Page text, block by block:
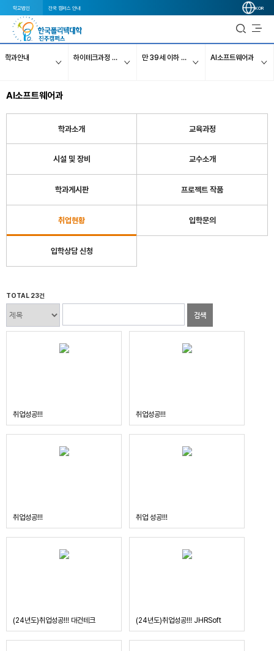
학교법인 전국 캠퍼스 안내 KOR
학과안내 하이테크과정 (과정평가형) 만 39세 이하 (전액국비_주간1년) AI소프트웨어과
AI소프트웨어과
학과소개 교육과정
시설 및 장비 교수소개
학과게시판 프로젝트 작품
취업현황 입학문의
입학상담 신청
TOTAL 23건
검색
취업성공!!! 취업성공!!!
취업성공!!! 취업 성공!!!
(24년도)취업성공!!! 대건테크 (24년도)취업성공!!! JHRSoft